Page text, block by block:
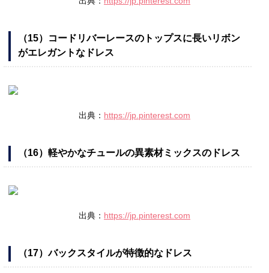
（15）コードリバーレースのトップスに長いリボン
がエレガントなドレス
出典： https://jp.pinterest.com
（16）軽やかなチュールの異素材ミックスのドレス
出典： https://jp.pinterest.com
（17）バックスタイルが特徴的なドレス